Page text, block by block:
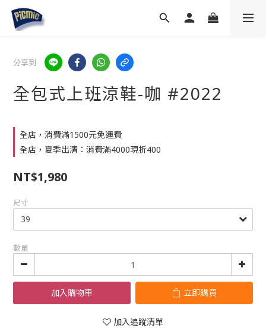
分享到
全包式上班涼鞋-咖 #2022
全店，消費滿1500元免運費
全店，夏季出清：消費滿4000現折400
NT$1,980
尺寸
數量
加入購物車 立即購買
加入追蹤清單